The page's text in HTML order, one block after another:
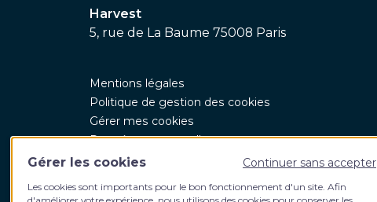
Harvest
5, rue de La Baume 75008 Paris
Mentions légales
Politique de gestion des cookies
Gérer mes cookies
Données personnelles
CGV
Gérer les cookies
Continuer sans accepter
Les cookies sont importants pour le bon fonctionnement d'un site. Afin